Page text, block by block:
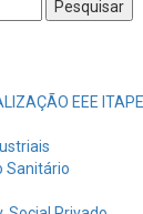
EEE
Sanitário